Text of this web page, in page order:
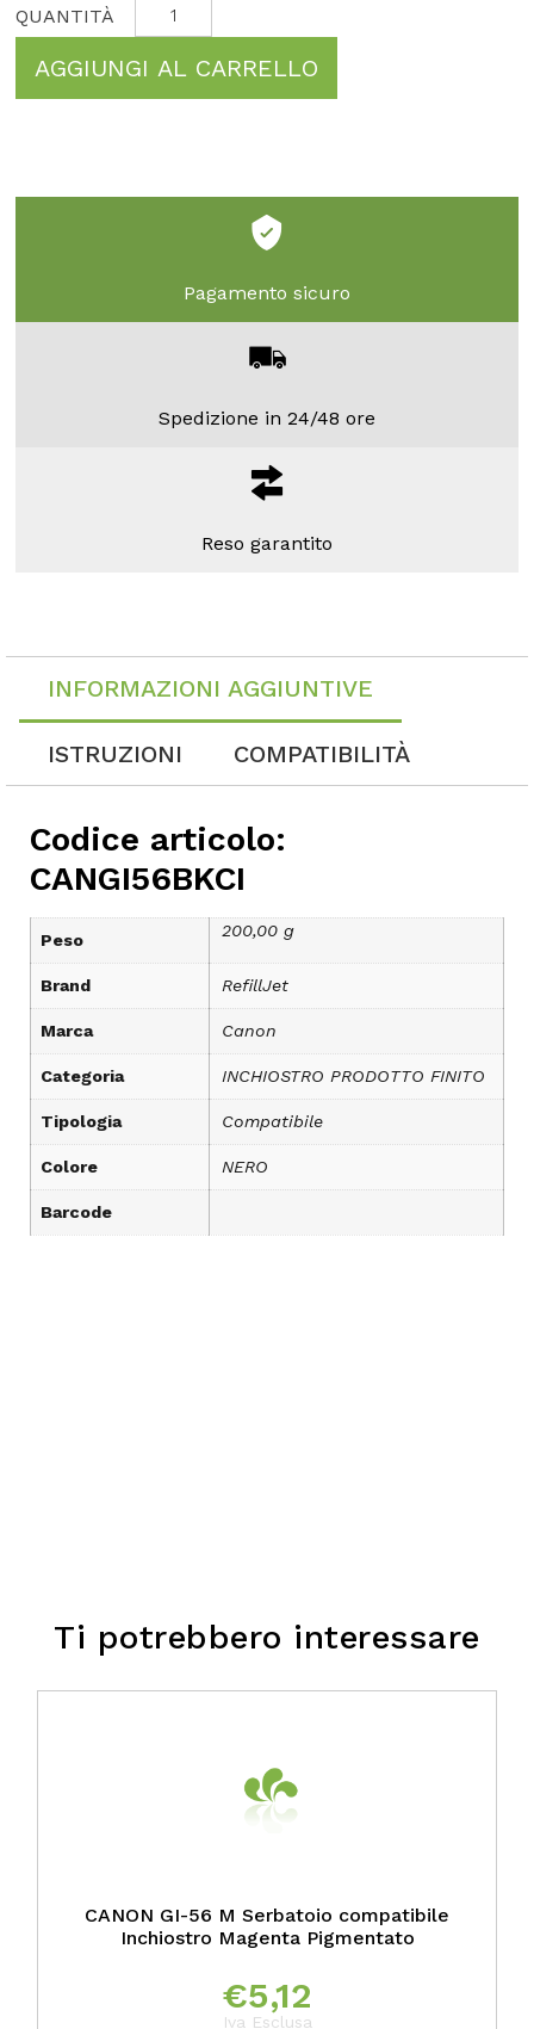
AGGIUNGI AL CARRELLO
Pagamento sicuro
Spedizione in 24/48 ore
Reso garantito
INFORMAZIONI AGGIUNTIVE
ISTRUZIONI COMPATIBILITÀ
Codice articolo:
CANGI56BKCI
Peso 200,00 g
Brand RefillJet
Marca Canon
Categoria INCHIOSTRO PRODOTTO FINITO
Tipologia Compatibile
Colore NERO
Barcode
Ti potrebbero interessare
CANON GI-56 M Serbatoio compatibile
Inchiostro Magenta Pigmentato
€5,12
Iva Esclusa